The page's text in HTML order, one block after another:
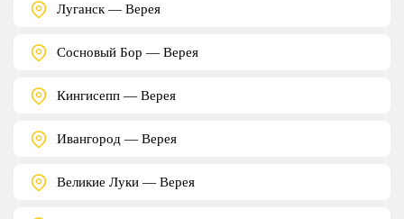
Луганск — Верея
Сосновый Бор — Верея
Кингисепп — Верея
Ивангород — Верея
Великие Луки — Верея